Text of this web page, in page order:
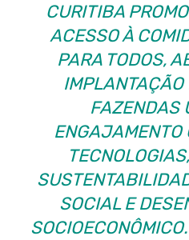
CURITIBA
ACESSO À
PARA TODOS,
IMPLANTAÇÃO
FAZENDAS
ENGAJAMENTO
SOCIAL E